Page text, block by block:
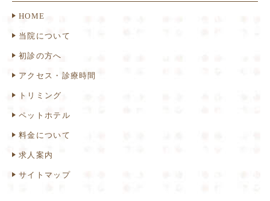
HOME
当院について
初診の方へ
アクセス・診療時間
トリミング
ペットホテル
料金について
求人案内
サイトマップ